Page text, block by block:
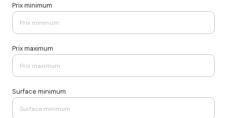
Prix minimum
Prix maximum
Surface minimum